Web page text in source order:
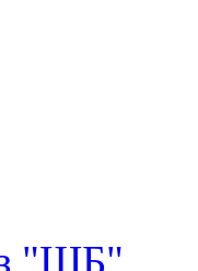
"ШБ"